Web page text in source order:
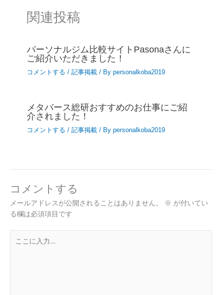
関連投稿
パーソナルジム比較サイトPasonaさんに
ご紹介いただきました！
コメントする /記事掲載 / Bypersonalkoba2019
メタバース総研おすすめのお仕事にご紹
介されました！
コメントする /記事掲載 / Bypersonalkoba2019
コメントする
メールアドレスが公開されることはありません。 ※ が付いてい
る欄は必須項目です